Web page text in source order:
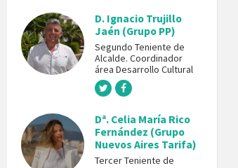
D. Ignacio Trujillo
Jaén (Grupo PP)
Segundo Teniente de
Alcalde. Coordinador
área Desarrollo Cultural
Dª. Celia María Rico
Fernández (Grupo
Nuevos Aires Tarifa)
Tercer Teniente de